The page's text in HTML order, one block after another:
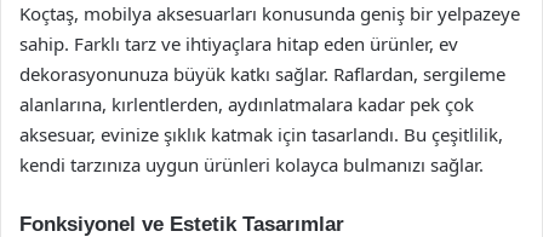
Koçtaş, mobilya aksesuarları konusunda geniş bir yelpazeye
sahip. Farklı tarz ve ihtiyaçlara hitap eden ürünler, ev
dekorasyonunuza büyük katkı sağlar. Raflardan, sergileme
alanlarına, kırlentlerden, aydınlatmalara kadar pek çok
aksesuar, evinize şıklık katmak için tasarlandı. Bu çeşitlilik,
kendi tarzınıza uygun ürünleri kolayca bulmanızı sağlar.
Fonksiyonel ve Estetik Tasarımlar